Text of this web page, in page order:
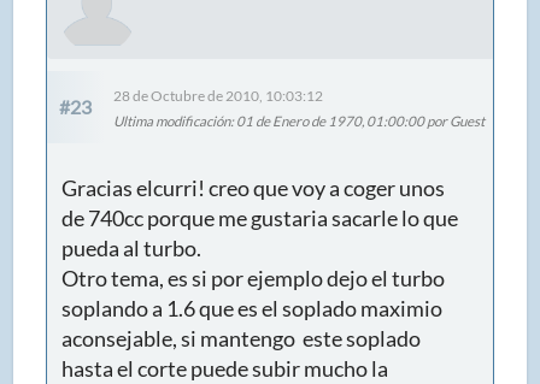
#23
28 de Octubre de 2010, 10:03:12
Ultima modificación: 01 de Enero de 1970, 01:00:00 por Guest
Gracias elcurri! creo que voy a coger unos
de 740cc porque me gustaria sacarle lo que
pueda al turbo.
Otro tema, es si por ejemplo dejo el turbo
soplando a 1.6 que es el soplado maximio
aconsejable, si mantengo este soplado
hasta el corte puede subir mucho la